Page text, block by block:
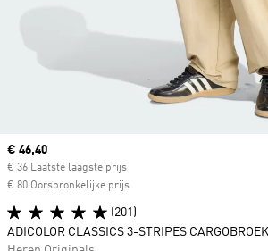
Current price
€ 46,40
€ 36 Laatste laagste prijs
€ 80 Oorspronkelijke prijs
(201)
ADICOLOR CLASSICS 3-STRIPES CARGOBROEK